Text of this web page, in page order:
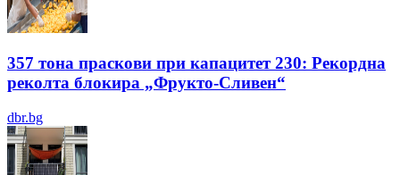
357 тона праскови при капацитет 230: Рекордна
реколта блокира „Фрукто-Сливен“
dbr.bg